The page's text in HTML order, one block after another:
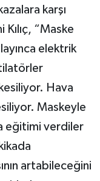
karşı
Kılıç, “Maske
elektrik
kesiliyor. Hava
Maskeyle
eğitimi verdiler
artabileceğini